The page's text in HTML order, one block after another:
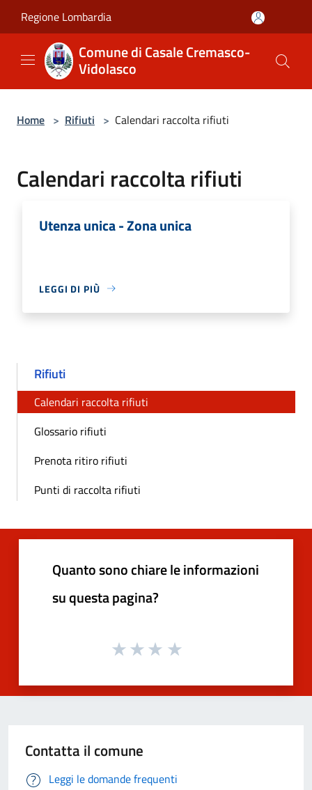
Regione Lombardia
Comune di Casale Cremasco-
Vidolasco
Home > Rifiuti > Calendari raccolta rifiuti
Calendari raccolta rifiuti
Utenza unica - Zona unica
LEGGI DI PIÙ
Rifiuti
Calendari raccolta rifiuti
Glossario rifiuti
Prenota ritiro rifiuti
Punti di raccolta rifiuti
Quanto sono chiare le informazioni
su questa pagina?
Contatta il comune
Leggi le domande frequenti